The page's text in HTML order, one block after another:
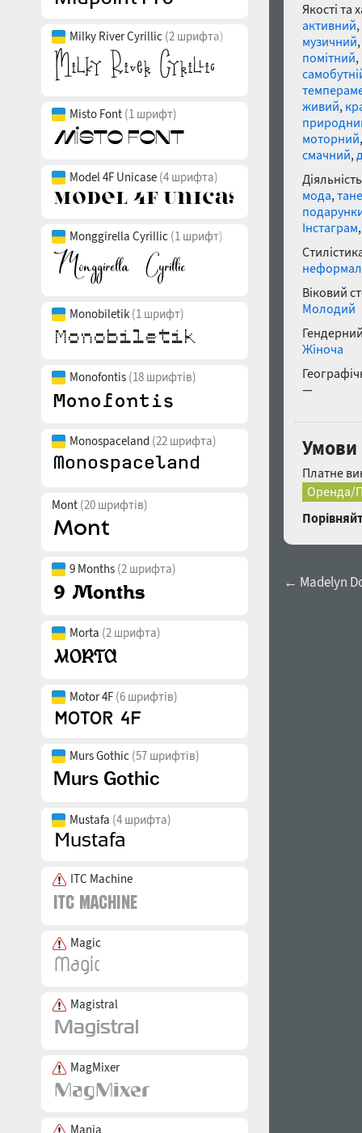
Milky River Cyrillic (2 шрифта)
Misto Font (1 шрифт)
Model 4F Unicase (4 шрифта)
Monggirella Cyrillic (1 шрифт)
Monobiletik (1 шрифт)
Monofontis (18 шрифтів)
Monospaceland (22 шрифта)
Mont (20 шрифтів)
9 Months (2 шрифта)
Morta (2 шрифта)
Motor 4F (6 шрифтів)
Murs Gothic (57 шрифтів)
Mustafa (4 шрифта)
ITC Machine
Magic
Magistral
MagMixer
Mania
Якості та
активний,
музичний,
помітний,
живий,
моторний
смачний,
мода,
Інстаграм
Віковий
Молодий
Жіноча
—
Платне
Оренда/
← Madelyn